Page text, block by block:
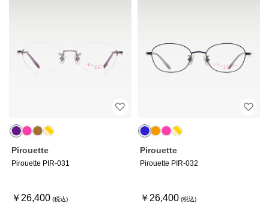
Pirouette
Pirouette PIR-031
￥26,400
Pirouette
Pirouette PIR-032
￥26,400